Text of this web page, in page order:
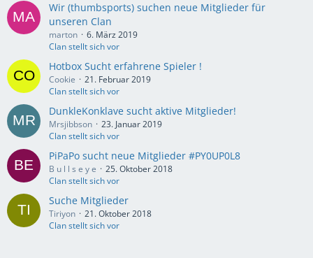
Wir (thumbsports) suchen neue Mitglieder für
unseren Clan
marton
6. März 2019
Clan stellt sich vor
Hotbox Sucht erfahrene Spieler !
Cookie
21. Februar 2019
Clan stellt sich vor
DunkleKonklave sucht aktive Mitglieder!
Mrsjibbson
23. Januar 2019
Clan stellt sich vor
PiPaPo sucht neue Mitglieder #PY0UP0L8
B u l l s e y e
25. Oktober 2018
Clan stellt sich vor
Suche Mitglieder
Tiriyon
21. Oktober 2018
Clan stellt sich vor